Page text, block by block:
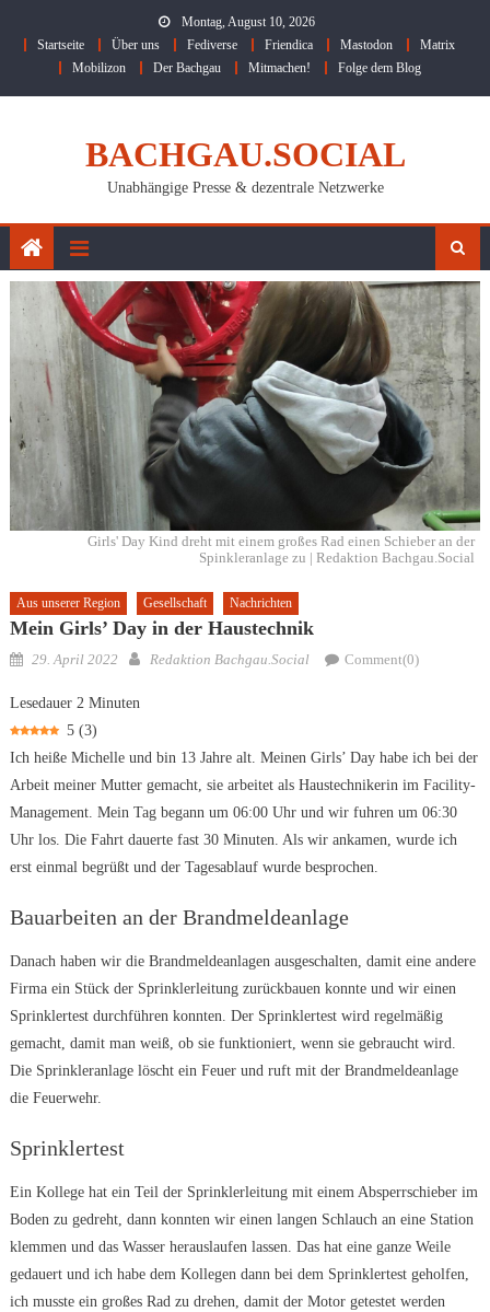
Montag, August 10, 2026
Startseite
Über uns Fediverse Friendica Mastodon
Matrix
Mobilizon
Der Bachgau Mitmachen! Folge dem Blog
BACHGAU.SOCIAL
Unabhängige Presse & dezentrale Netzwerke
Girls' Day Kind dreht mit einem großes Rad einen Schieber an der
Spinkleranlage zu | Redaktion Bachgau.Social
Aus unserer Region Gesellschaft Nachrichten
Mein Girls’ Day in der Haustechnik
Posted
29. April 2022 Author
Redaktion Bachgau.Social Comment(0)
Lesedauer 2 Minuten
5 (3)
Ich heiße Michelle und bin 13 Jahre alt. Meinen Girls’ Day habe ich bei der
Arbeit meiner Mutter gemacht, sie arbeitet als Haustechnikerin im Facility-
Management. Mein Tag begann um 06:00 Uhr und wir fuhren um 06:30
Uhr los. Die Fahrt dauerte fast 30 Minuten. Als wir ankamen, wurde ich
erst einmal begrüßt und der Tagesablauf wurde besprochen.
Bauarbeiten an der Brandmeldeanlage
Danach haben wir die Brandmeldeanlagen ausgeschalten, damit eine andere
Firma ein Stück der Sprinklerleitung zurückbauen konnte und wir einen
Sprinklertest durchführen konnten. Der Sprinklertest wird regelmäßig
gemacht, damit man weiß, ob sie funktioniert, wenn sie gebraucht wird.
Die Sprinkleranlage löscht ein Feuer und ruft mit der Brandmeldeanlage
die Feuerwehr.
Sprinklertest
Ein Kollege hat ein Teil der Sprinklerleitung mit einem Absperrschieber im
Boden zu gedreht, dann konnten wir einen langen Schlauch an eine Station
klemmen und das Wasser herauslaufen lassen. Das hat eine ganze Weile
gedauert und ich habe dem Kollegen dann bei dem Sprinklertest geholfen,
ich musste ein großes Rad zu drehen, damit der Motor getestet werden